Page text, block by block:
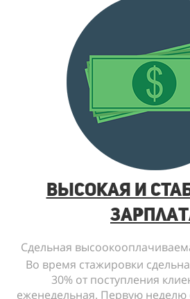
Высокая и
Сдельная
Во время стажировки
30% от поступления
еженедельная. Первую